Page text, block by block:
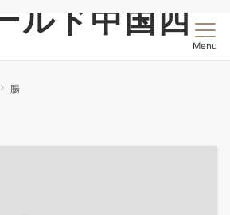
ルド中国四
Menu
腸